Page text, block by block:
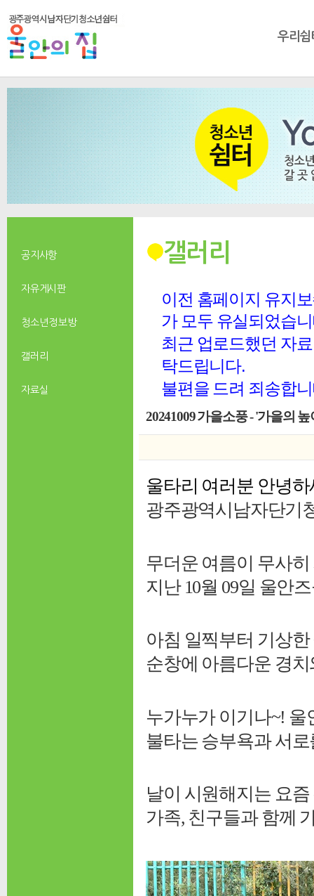
우리쉼
공지사항
자유게시판
청소년 정보방
갤러리
자료실
갤러리
이전 홈페이지 유지
가 모두 유실되었습
최근 업로드했던 자
탁드립니다.
불편을 드려 죄송합
20241009 가을소풍 - '가을의
울타리 여러분 안녕하
광주광역시남자단기
무더운 여름이 무사
지난 10월 09일 울안
아침 일찍부터 기상
순창에 아름다운 경
누가누가 이기나~!
불타는 승부욕과 서
날이 시원해지는 요
가족, 친구들과 함께